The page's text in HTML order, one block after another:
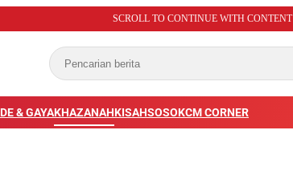
SCROLL TO CONTINUE WITH CONTENT
& GAYAKHAZANAHKISAHSOSOKCM CORNER